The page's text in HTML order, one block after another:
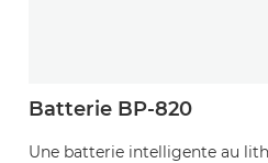
Batterie BP-820
Une batterie intelligente au